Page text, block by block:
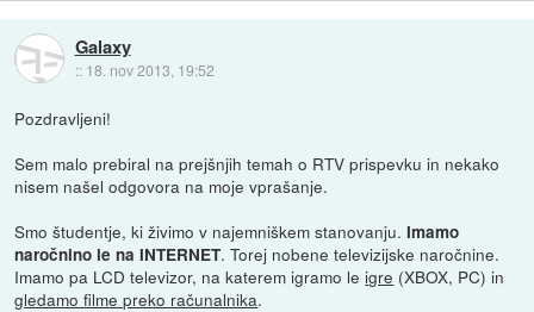
Galaxy
:: 18. nov 2013, 19:52
Pozdravljeni!
Sem malo prebiral na prejšnjih temah o RTV prispevku in nekako
nisem našel odgovora na moje vprašanje.
Smo študentje, ki živimo v najemniškem stanovanju.Imamo
naročnino le na INTERNET. Torej nobene televizijske naročnine.
Imamo pa LCD televizor, na katerem igramo leigre (XBOX, PC) in
gledamo filme preko računalnika.